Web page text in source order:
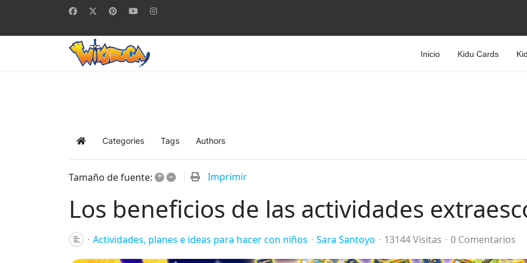
Inicio Kidu Cards
Home Categories Tags Authors
Tamaño de fuente: + – Imprimir
Los beneficios de las actividades
Actividades, planes e ideas para hacer con niños Sara Santoyo 13144 Visitas 0 Comentarios